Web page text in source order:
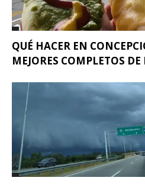
QUÉ HACER EN
MEJORES COMPLETOS DE